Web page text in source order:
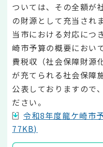
ついては、その全額が
の財源として充当されま
当市における対応につ
崎市予算の概要におい
費税収（社会保障財源
が充てられる社会保障
公表しておりますので
ださい。
令和8年度龍ケ崎市
77KB)